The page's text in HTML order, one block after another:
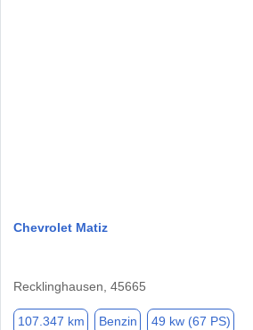
Chevrolet Matiz
Recklinghausen, 45665
107.347 km Benzin 49 kw (67 PS)